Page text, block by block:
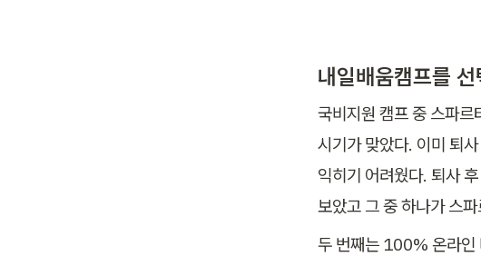
내일배움캠프를
국비지원 캠프 중 스파르
시기가 맞았다. 이미 퇴
익히기 어려웠다. 퇴사
보았고 그 중 하나가 스
두 번째는 100% 온라인